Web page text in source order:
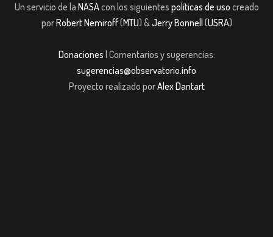
Un servicio de la NASAcon los siguientes políticas de uso creado
porRobert Nemiroff(MTU) &Jerry Bonnell (USRA)
Donaciones | Comentarios y sugerencias:
sugerencias@observatorio.info
Proyecto realizado porAlex Dantart